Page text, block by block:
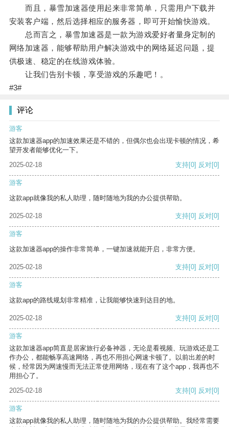
而且，暴雪加速器使用起来非常简单，只需用户下载并
安装客户端，然后选择相应的服务器，即可开始愉快游戏。
总而言之，暴雪加速器是一款为游戏爱好者量身定制的
网络加速器，能够帮助用户解决游戏中的网络延迟问题，提
供极速、稳定的在线游戏体验。
让我们告别卡顿，享受游戏的乐趣吧！。
#3#
评论
游客
这款加速器app的加速效果还是不错的，但偶尔也会出现卡顿的情况，希
望开发者能够优化一下。
2025-02-18
支持[0] 反对[0]
游客
这款app就像我的私人助理，随时随地为我的办公提供帮助。
2025-02-18 支持[0] 反对[0]
游客
这款加速器app的操作非常简单，一键加速就能开启，非常方便。
2025-02-18 支持[0] 反对[0]
游客
这款app的路线规划非常精准，让我能够快速到达目的地。
2025-02-18 支持[0] 反对[0]
游客
这款加速器app简直是居家旅行必备神器，无论是看视频、玩游戏还是工
作办公，都能畅享高速网络，再也不用担心网速卡顿了。以前出差的时
候，经常因为网速慢而无法正常使用网络，现在有了这个app，我再也不
用担心了。
2025-02-18
支持[0] 反对[0]
游客
这款app就像我的私人助理，随时随地为我的办公提供帮助。我经常需要